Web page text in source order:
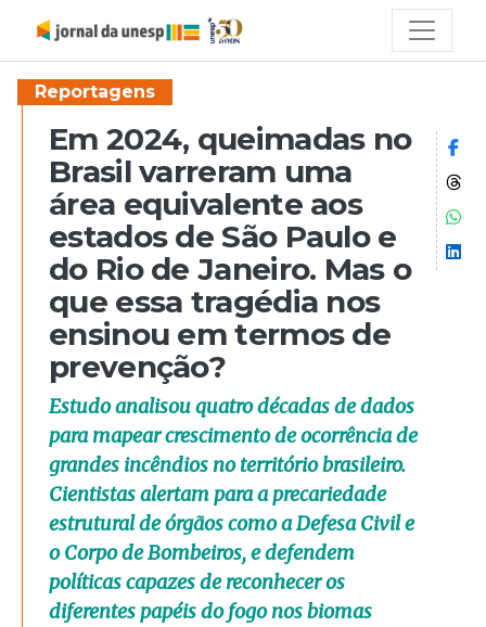
Reportagens
Em 2024, queimadas no
Brasil varreram uma
área equivalente aos
estados de São Paulo e
do Rio de Janeiro. Mas o
que essa tragédia nos
ensinou em termos de
prevenção?
Estudo analisou quatro décadas de dados
para mapear crescimento de ocorrência de
grandes incêndios no território brasileiro.
Cientistas alertam para a precariedade
estrutural de órgãos como a Defesa Civil e
o Corpo de Bombeiros, e defendem
políticas capazes de reconhecer os
diferentes papéis do fogo nos biomas